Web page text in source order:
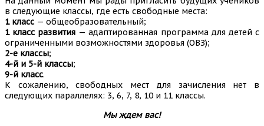
в следующие классы, где есть свободные места:
1 класс — общеобразовательный;
1 класс развития — адаптированная программа для детей с
ограниченными возможностями здоровья (ОВЗ);
2-е классы;
4-й и 5-й классы;
9-й класс.
К сожалению, свободных мест для зачисления нет в
следующих параллелях: 3, 6, 7, 8, 10 и 11 классы.
Мы ждем вас!